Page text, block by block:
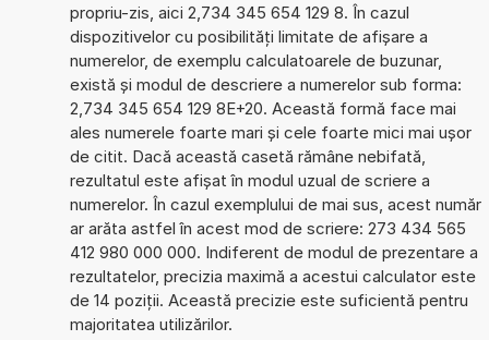
propriu-zis, aici 2,734 345 654 129 8. În cazul
dispozitivelor cu posibilități limitate de afișare a
numerelor, de exemplu calculatoarele de buzunar,
există și modul de descriere a numerelor sub forma:
2,734 345 654 129 8E+20. Această formă face mai
ales numerele foarte mari și cele foarte mici mai ușor
de citit. Dacă această casetă rămâne nebifată,
rezultatul este afișat în modul uzual de scriere a
numerelor. În cazul exemplului de mai sus, acest număr
ar arăta astfel în acest mod de scriere: 273 434 565
412 980 000 000. Indiferent de modul de prezentare a
rezultatelor, precizia maximă a acestui calculator este
de 14 poziții. Această precizie este suficientă pentru
majoritatea utilizărilor.